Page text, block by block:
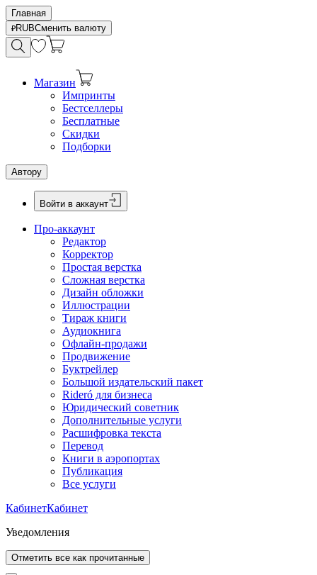
Главная
RUBСменить валюту
Магазин
Импринты
Бестселлеры
Бесплатные
Скидки
Подборки
Автору
Войти в аккаунт
Про-аккаунт
Редактор
Корректор
Простая верстка
Сложная верстка
Дизайн обложки
Иллюстрации
Тираж книги
Аудиокнига
Офлайн-продажи
Продвижение
Буктрейлер
Большой издательский пакет
Rideró для бизнеса
Юридический советник
Дополнительные услуги
Расшифровка текста
Перевод
Книги в аэропортах
Публикация
Все услуги
КабинетКабинет
Уведомления
Отметить все как прочитанные